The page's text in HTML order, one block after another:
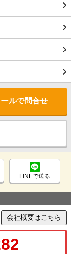
ールで問合せ
LINEで送る
会社概要はこちら